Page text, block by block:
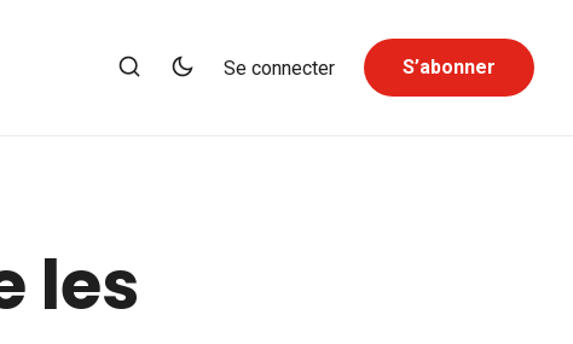
Se connecter S’abonner
les